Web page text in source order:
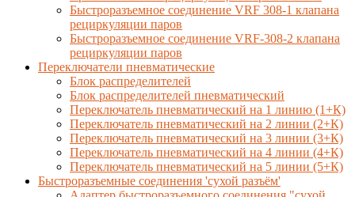
Быстроразъемное соединение VRF 308-1 клапана
рециркуляции паров
Быстроразъемное соединение VRF-308-2 клапана
рециркуляции паров
Переключатели пневматические
Блок распределителей
Блок распределителей пневматический
Переключатель пневматический на 1 линию (1+К)
Переключатель пневматический на 2 линии (2+К)
Переключатель пневматический на 3 линии (3+К)
Переключатель пневматический на 4 линии (4+К)
Переключатель пневматический на 5 линии (5+К)
Быстроразъемные соединения 'сухой разъём'